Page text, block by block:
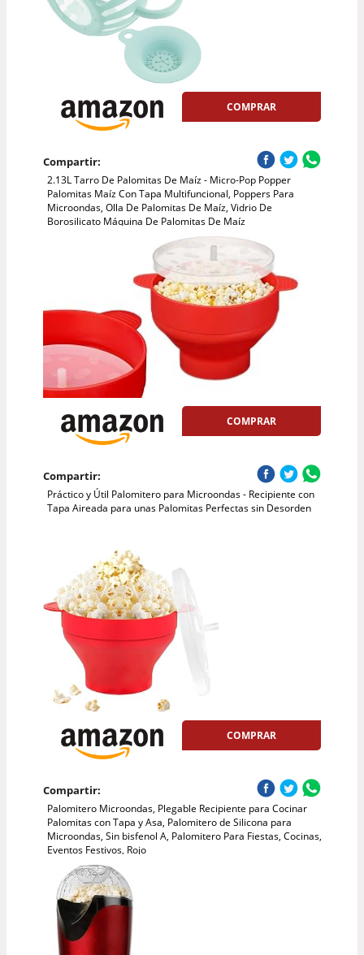
COMPRAR
Compartir:
2.13L Tarro De Palomitas De Maíz - Micro-Pop Popper
Palomitas Maíz Con Tapa Multifuncional, Poppers Para
Microondas, Olla De Palomitas De Maíz, Vidrio De
Borosilicato Máquina De Palomitas De Maíz
COMPRAR
Compartir:
Práctico y Útil Palomitero para Microondas - Recipiente con
Tapa Aireada para unas Palomitas Perfectas sin Desorden
COMPRAR
Compartir:
Palomitero Microondas, Plegable Recipiente para Cocinar
Palomitas con Tapa y Asa, Palomitero de Silicona para
Microondas, Sin bisfenol A, Palomitero Para Fiestas, Cocinas,
Eventos Festivos, Rojo